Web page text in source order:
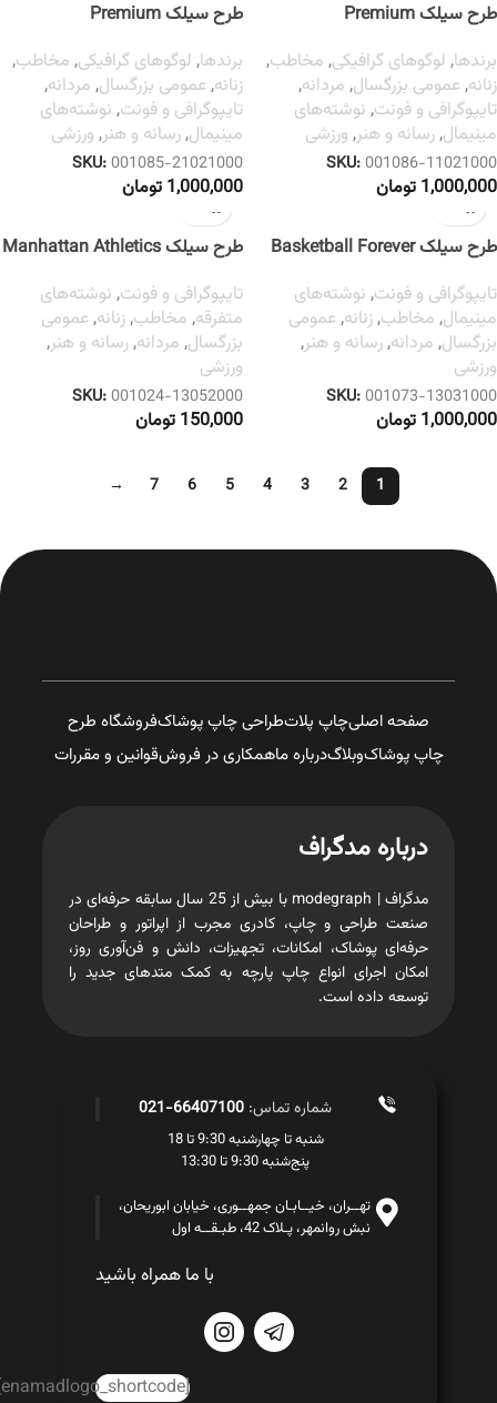
طرح سیلک Premium
برندها, لوگوهای گرافیکی, مخاطب,
زنانه,عمومی بزرگسال, مردانه,
تایپوگرافی و فونت, نوشته‌های
مینیمال,رسانه و هنر, ورزشی
SKU:001086-11021000
1,000,000 تومان
طرح سیلک Premium
برندها, لوگوهای گرافیکی, مخاطب,
زنانه,عمومی بزرگسال, مردانه,
تایپوگرافی و فونت, نوشته‌های
مینیمال,رسانه و هنر, ورزشی
SKU:001085-21021000
1,000,000 تومان
طرح سیلک Basketball Forever
تایپوگرافی و فونت, نوشته‌های
مینیمال, مخاطب,زنانه,عمومی
بزرگسال, مردانه,رسانه و هنر,
ورزشی
SKU:001073-13031000
1,000,000 تومان
طرح سیلک Manhattan Athletics
تایپوگرافی و فونت, نوشته‌های
متفرقه, مخاطب,زنانه,عمومی
بزرگسال, مردانه,رسانه و هنر,
ورزشی
SKU:001024-13052000
150,000 تومان
1
2
3
4
5
6
7
→
صفحه اصلیچاپ پلاتطراحی چاپ پوشاکفروشگاه طرح
چاپ پوشاکوبلاگدرباره ماهمکاری در فروشقوانین و مقررات
درباره مدگراف
مدگراف | modegraph با بیش از 25 سال سابقه حرفه‌ای در
صنعت طراحی و چاپ، کادری مجرب از اپراتور و طراحان
حرفه‌ای پوشاک، امکانات، تجهیزات، دانش و فن‌آوری روز،
امکان اجرای انواع چاپ پارچه به کمک متدهای جدید را
توسعه داده است.
شماره تماس:66407100-021
شنبه تا چهارشنبه 9:30 تا 18
پنج‌شنبه 9:30 تا 13:30
تهــران، خیــابـان جمهــوری، خیابان ابوریحان،
نبش روانمهر، پـلاک 42، طبـقــه اول
با ما همراه باشید
[enamadlogo_shortcode]